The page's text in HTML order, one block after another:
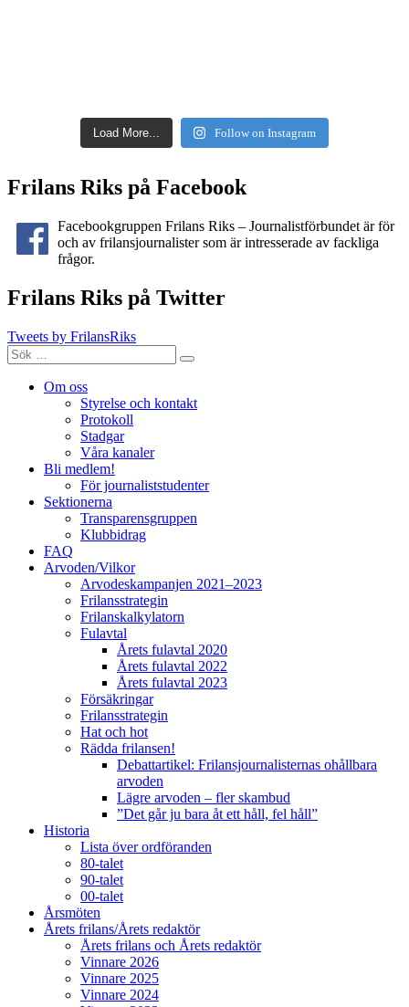
Load More... Follow on Instagram
Frilans Riks på Facebook
Facebookgruppen Frilans Riks – Journalistförbundet är för
och av frilansjournalister som är intresserade av fackliga
frågor.
Frilans Riks på Twitter
Tweets by FrilansRiks
Sök
efter:
Sök
Om oss
Styrelse och kontakt
Protokoll
Stadgar
Våra kanaler
Bli medlem!
För journaliststudenter
Sektionerna
Transparensgruppen
Klubbidrag
FAQ
Arvoden/Vilkor
Arvodeskampanjen 2021–2023
Frilansstrategin
Frilanskalkylatorn
Fulavtal
Årets fulavtal 2020
Årets fulavtal 2022
Årets fulavtal 2023
Försäkringar
Frilansstrategin
Hat och hot
Rädda frilansen!
Debattartikel: Frilansjournalisternas ohållbara
arvoden
Lägre arvoden – fler skambud
”Det går ju bara åt ett håll, fel håll”
Historia
Lista över ordföranden
80-talet
90-talet
00-talet
Årsmöten
Årets frilans/Årets redaktör
Årets frilans och Årets redaktör
Vinnare 2026
Vinnare 2025
Vinnare 2024